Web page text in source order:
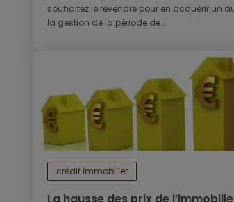
souhaitez le revendre pour en acquérir un
la gestion de la période de...
crédit immobilier